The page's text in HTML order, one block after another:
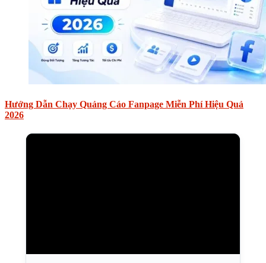
Hướng Dẫn Chạy Quảng Cáo Fanpage Miễn Phí Hiệu Quả
2026